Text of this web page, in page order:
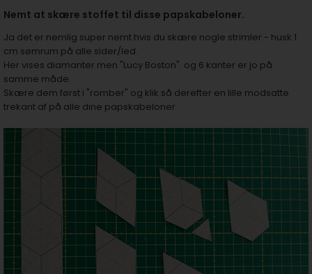
Nemt at skære stoffet til disse papskabeloner.
Ja det er nemlig super nemt hvis du skære nogle strimler - husk 1
cm sømrum på alle sider/led.
Her vises diamanter men "Lucy Boston" og 6 kanter er jo på
samme måde.
Skære dem først i "romber" og klik så derefter en lille modsatte
trekant af på alle dine papskabeloner